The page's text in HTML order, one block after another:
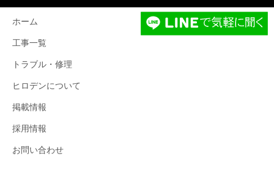
ホーム
工事一覧
トラブル・修理
ヒロデンについて
掲載情報
採用情報
お問い合わせ